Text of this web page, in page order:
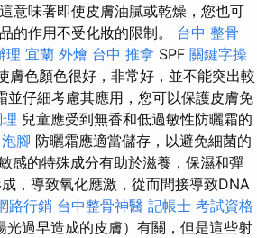
這意味著即使皮膚油膩或乾燥，您也可
的作用不受化妝的限制。 台中 整骨
理 宜蘭 外燴 台中 推拿 SPF 關鍵字操
色顏色很好，非常好，並不能突出較
並仔細考慮其應用，您可以保護皮膚免
兒童應受到無香和低過敏性防曬霜的
腳 防曬霜應適當儲存，以避免細菌的
感的特殊成分有助於滋養，保濕和彈
，導致氧化應激，從而間接導致DNA
路行銷 台中整骨神醫 記帳士 考試資格
光過早造成的皮膚）有關，但是這些射